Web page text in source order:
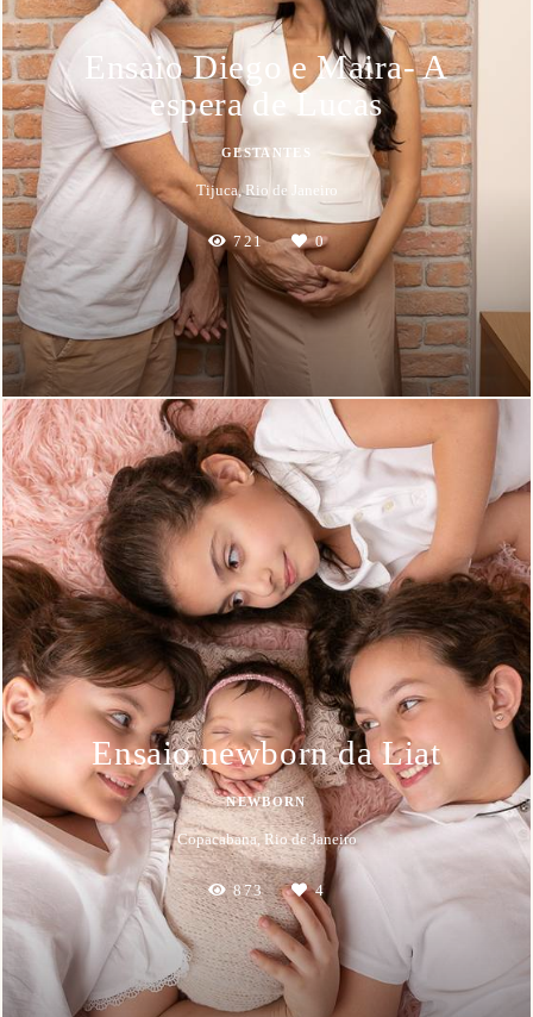
Ensaio Diego e Maira- A
espera de Lucas
GESTANTES
Tijuca, Rio de Janeiro
721 0
Ensaio newborn da Liat
NEWBORN
Copacabana, Rio de Janeiro
873 4